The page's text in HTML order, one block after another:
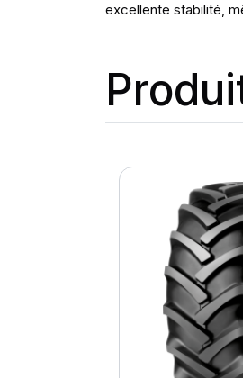
excellente stabilité,